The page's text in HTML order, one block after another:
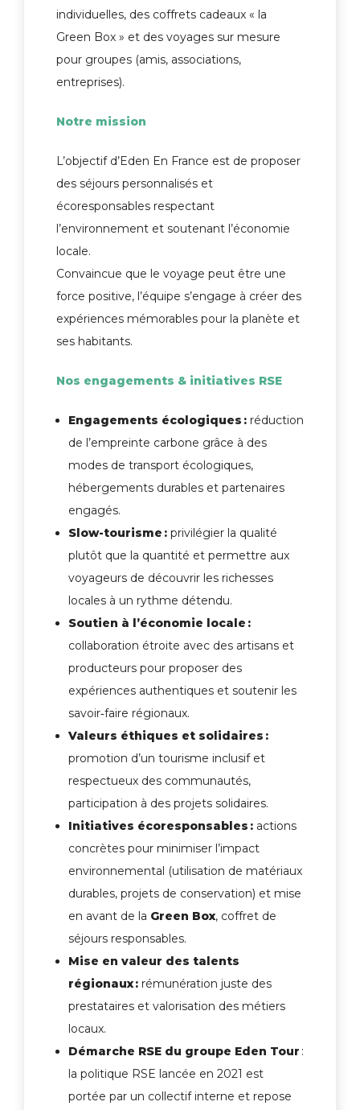
individuelles, des coffrets cadeaux « la
Green Box » et des voyages sur mesure
pour groupes (amis, associations,
entreprises).
Notre mission
L’objectif d’Eden En France est de proposer
des séjours personnalisés et
écoresponsables respectant
l’environnement et soutenant l’économie
locale.
Convaincue que le voyage peut être une
force positive, l’équipe s’engage à créer des
expériences mémorables pour la planète et
ses habitants.
Nos engagements & initiatives RSE
Engagements écologiques : réduction
de l’empreinte carbone grâce à des
modes de transport écologiques,
hébergements durables et partenaires
engagés.
Slow-tourisme : privilégier la qualité
plutôt que la quantité et permettre aux
voyageurs de découvrir les richesses
locales à un rythme détendu.
Soutien à l’économie locale :
collaboration étroite avec des artisans et
producteurs pour proposer des
expériences authentiques et soutenir les
savoir‑faire régionaux.
Valeurs éthiques et solidaires :
promotion d’un tourisme inclusif et
respectueux des communautés,
participation à des projets solidaires.
Initiatives écoresponsables : actions
concrètes pour minimiser l’impact
environnemental (utilisation de matériaux
durables, projets de conservation) et mise
en avant de la Green Box, coffret de
séjours responsables.
Mise en valeur des talents
régionaux: rémunération juste des
prestataires et valorisation des métiers
locaux.
Démarche RSE du groupe Eden Tour :
la politique RSE lancée en 2021 est
portée par un collectif interne et repose